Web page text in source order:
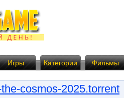
Игры Категории Фильмы
cosmos-2025.torrent